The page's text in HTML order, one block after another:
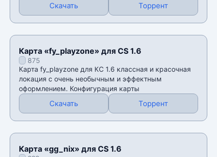
Скачать Торрент
Карта «fy_playzone» для CS 1.6
875
Карта fy_playzone для КС 1.6 классная и красочная
локация с очень необычным и эффектным
оформлением. Конфигурация карты
Скачать Торрент
Карта «gg_nix» для CS 1.6